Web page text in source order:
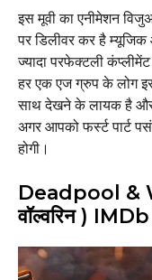
इस मूवी का एनीमेशन
पर डिलीवर कर है
ज्यादा परफेक्टली
हर एक एज ग्रुप के लोग
साथ देखने के लायक है
अगर आपको फर्स्ट पार्ट
होगी।
Deadpool &
वॉल्वरिन )